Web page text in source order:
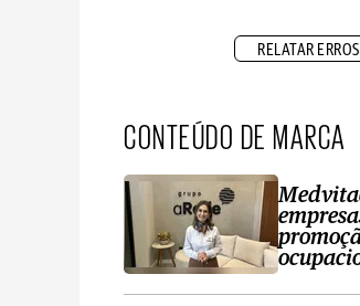
RELATAR ERROS
CONTEÚDO DE MARCA